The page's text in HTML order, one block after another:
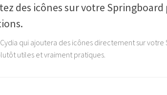
des icônes sur votre Springboard
qui ajoutera des icônes directement sur
utiles et vraiment pratiques.